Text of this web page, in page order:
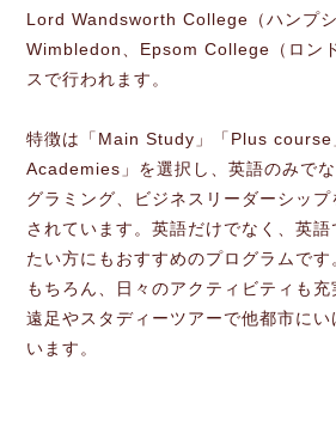
Lord Wandsworth College（ハンプ
Wimbledon、Epsom College（ロン
スで行われます。
特徴は「Main Study」「Plus
Academies」を選択し、英語のみで
グラミング、ビジネスリーダーシッ
されています。英語だけでなく、英
たい方にもおすすめのプログラムです
もちろん、日々のアクティビティも
遠足やスタディーツアーで他都市に
います。